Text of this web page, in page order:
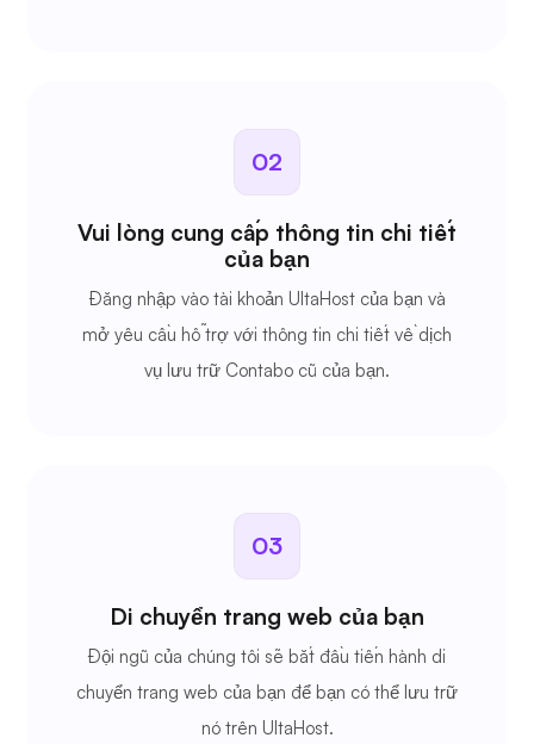
02
Vui lòng cung cấp thông tin chi tiết
của bạn
Đăng nhập vào tài khoản UltaHost của bạn và
mở yêu cầu hỗ trợ với thông tin chi tiết về dịch
vụ lưu trữ Contabo cũ của bạn.
03
Di chuyển trang web của bạn
Đội ngũ của chúng tôi sẽ bắt đầu tiến hành di
chuyển trang web của bạn để bạn có thể lưu trữ
nó trên UltaHost.